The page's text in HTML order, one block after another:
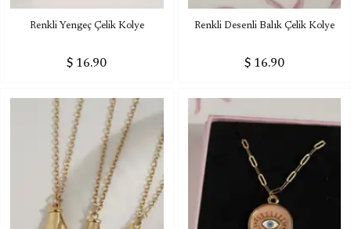
Renkli Yengeç Çelik Kolye
$ 16.90
Renkli Desenli Balık Çelik Kolye
$ 16.90